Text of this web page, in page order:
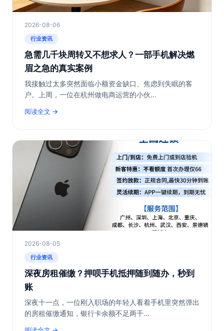
2026-08-06
行业资讯
急需几千块周转又不想求人？一部手机解决燃
眉之急的真实案例
我接触过太多突然面临小额资金缺口、焦虑到失眠的客
户。上周，一位在杭州做电商运营的小伙…
阅读全文
2026-08-05
行业资讯
深夜房租催缴？押呗手机抵押随到随办，秒到
账
深夜十一点，一位刚入职场的年轻人看着手机里突然弹出
的房租催缴通知，银行卡余额不足两千…